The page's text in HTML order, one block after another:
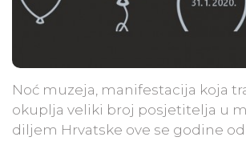
Noć muzeja, manifestacija koja
okuplja veliki broj posjetitelja u
diljem Hrvatske ove se godine